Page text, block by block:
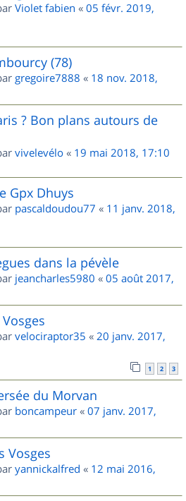
Violet fabien « 05 févr. 2019,
(78)
gregoire7888 « 18 nov. 2018,
? Bon plans autours de
vivelevélo « 19 mai 2018, 17:10
Gpx Dhuys
pascaldoudou77 « 11 janv. 2018,
dans la pévèle
jeancharles5980 « 05 août 2017,
velociraptor35 « 20 janv. 2017,
1 2 3
du Morvan
boncampeur « 07 janv. 2017,
Vosges
yannickalfred « 12 mai 2016,